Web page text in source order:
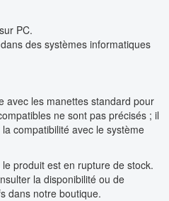
PC.
des systèmes informatiques
avec les manettes standard pour
ne sont pas précisés ; il
compatibilité avec le système
produit est en rupture de stock.
la disponibilité ou de
dans notre boutique.